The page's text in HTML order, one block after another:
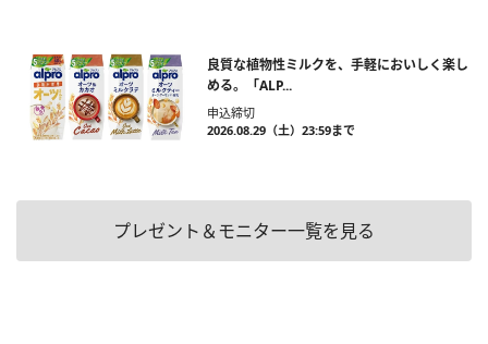
良質な植物性ミルクを、手軽においしく楽し
める。「ALP...
申込締切
2026.08.29（土）23:59まで
プレゼント＆モニター一覧を見る